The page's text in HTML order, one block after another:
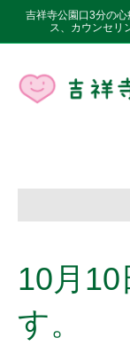
吉祥寺公園口3分の
ス、カウンセリ
10月
す。